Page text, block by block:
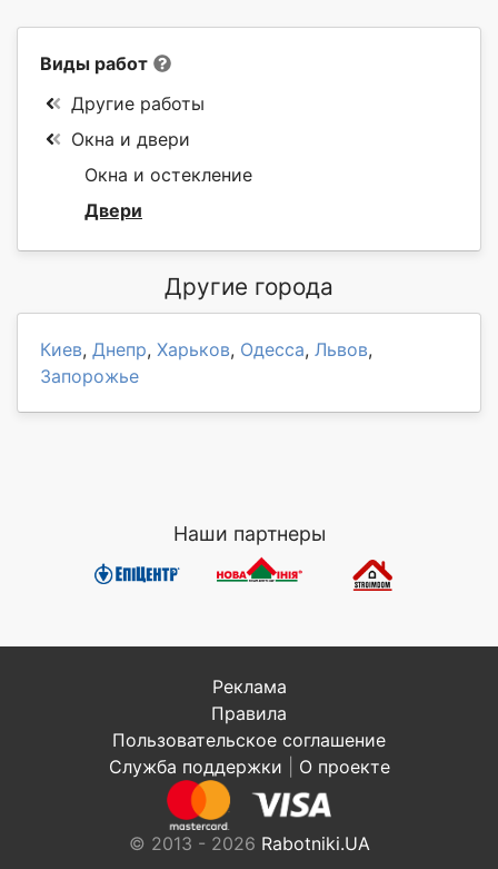
Виды работ
Другие работы
Окна и двери
Окна и остекление
Двери
Другие города
Киев, Днепр, Харьков, Одесса, Львов,
Запорожье
Наши партнеры
Реклама
Правила
Пользовательское соглашение
Служба поддержки
О проекте
© 2013 - 2026 Rabotniki.UA